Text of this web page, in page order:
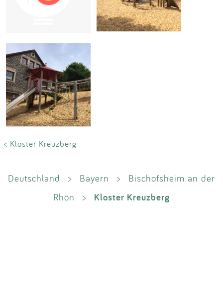
Anmelden
< Kloster Kreuzberg
Deutschland > Bayern >
Bischofsheim an der
Rhön
> Kloster Kreuzberg